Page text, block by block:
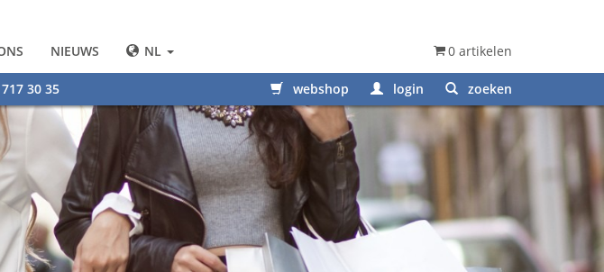
NIEUWS NL 0 artikelen
30 35 webshop login zoeken